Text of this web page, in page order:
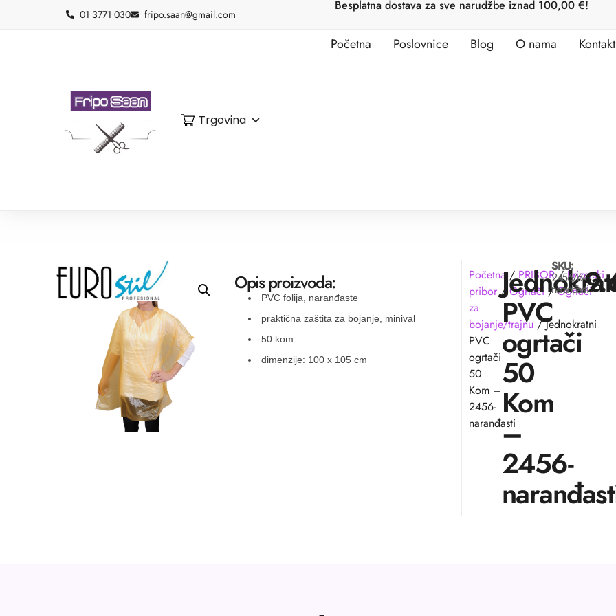
01 3771 030 fripo.saan@gmail.com
Besplatna dostava za sve narudžbe iznad 100,00 €!
Trgovina
Početna Poslovnice Blog O nama Kontakt
Opis proizvoda:
PVC folija, naranđaste
praktična zaštita za bojanje, minival
50 kom
dimenzije: 100 x 105 cm
Početna/PRIBOR/Frizerski
pribor/Ogrtači /Ogrtači
za
bojanje/trajnu / Jednokratni
PVC
ogrtači
50
Kom –
2456-
naranđasti
PVC
ogrtači
50
Kom
–
2456-
SKU:
2456/64-
naranđasti